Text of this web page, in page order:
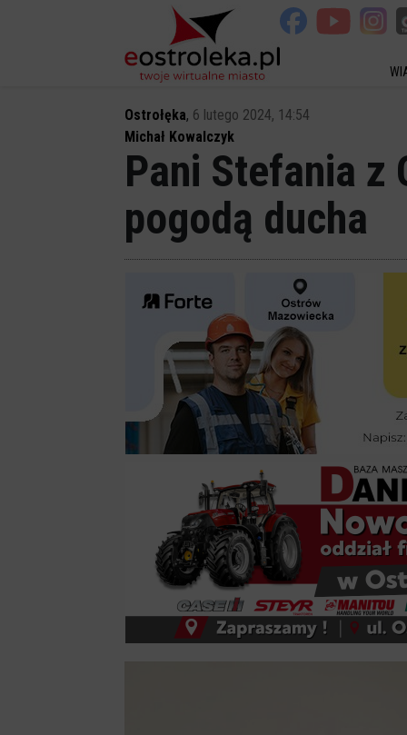
Ostrołęka, 6 lutego 2024, 14:54
Michał Kowalczyk
Pani Stefania z
pogodą ducha